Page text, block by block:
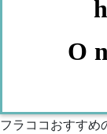
フラココおすすめ